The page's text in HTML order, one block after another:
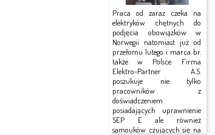
Praca od zaraz czeka na
elektryków chętnych do
podjęcia obowiązków w
Norwegii natomiast już od
przełomu lutego i marca br.
także w Polsce. Firma
Elektro-Partner A.S.
poszukuje nie tylko
pracowników z
doświadczeniem
posiadających uprawnienie
SEP E ale również
samouków czujących się na